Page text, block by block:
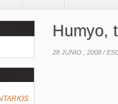
Humyo,
28 JUNIO , 2008 /